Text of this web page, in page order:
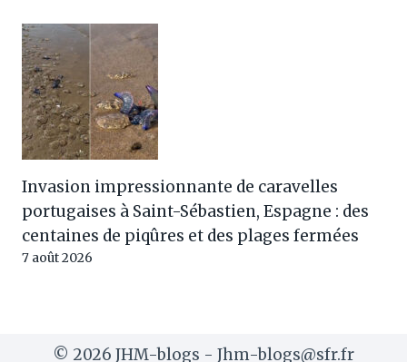
Invasion impressionnante de caravelles
portugaises à Saint-Sébastien, Espagne : des
centaines de piqûres et des plages fermées
7 août 2026
© 2026 JHM-blogs - Jhm-blogs@sfr.fr